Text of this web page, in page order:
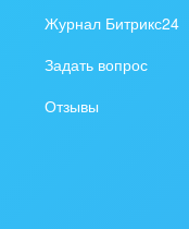
Журнал Битрикс24
Задать вопрос
Отзывы